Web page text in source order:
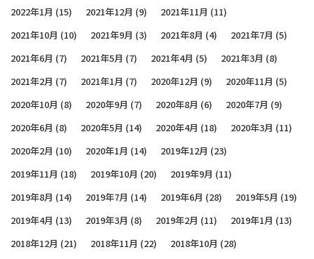
2022年1月 (15) 2021年12月 (9) 2021年11月 (11)
2021年10月 (10) 2021年9月 (3) 2021年8月 (4) 2021年7月 (5)
2021年6月 (7) 2021年5月 (7) 2021年4月 (5) 2021年3月 (8)
2021年2月 (7) 2021年1月 (7) 2020年12月 (9) 2020年11月 (5)
2020年10月 (8) 2020年9月 (7) 2020年8月 (6) 2020年7月 (9)
2020年6月 (8) 2020年5月 (14) 2020年4月 (18) 2020年3月 (11)
2020年2月 (10) 2020年1月 (14) 2019年12月 (23)
2019年11月 (18) 2019年10月 (20) 2019年9月 (11)
2019年8月 (14) 2019年7月 (14) 2019年6月 (28) 2019年5月 (19)
2019年4月 (13) 2019年3月 (8) 2019年2月 (11) 2019年1月 (13)
2018年12月 (21) 2018年11月 (22) 2018年10月 (28)